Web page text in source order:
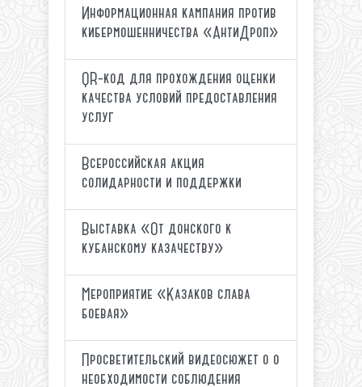
Информационная кампания против
кибермошенничества «АнтиДроп»
QR-код для прохождения оценки
качества условий предоставления
услуг
Всероссийская акция
солидарности и поддержки
Выставка «От донского к
кубанскому казачеству»
Мероприятие «Казаков слава
боевая»
Просветительский видеосюжет о о
необходимости соблюдения